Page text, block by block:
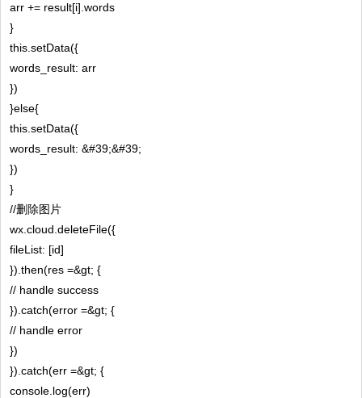
arr += result[i].words
}
this.setData({
words_result: arr
})
}else{
this.setData({
words_result: &#39;&#39;
})
}
//删除图片
wx.cloud.deleteFile({
fileList: [id]
}).then(res =&gt; {
// handle success
}).catch(error =&gt; {
// handle error
})
}).catch(err =&gt; {
console.log(err)